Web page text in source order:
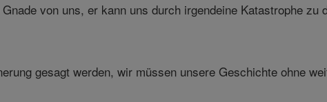
von uns, er kann uns durch irgendeine Katastrophe
gesagt werden, wir müssen unsere Geschichte ohne